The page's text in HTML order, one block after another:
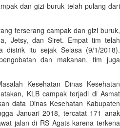
dan gizi buruk telah pulang dari
terserang campak dan gizi buruk,
Jetsy, dan Siret. Empat tim telah
distrik itu sejak Selasa (9/1/2018).
dan makanan, tim juga
Kesehatan Dinas Kesehatan
KLB campak terjadi di Asmat
data Dinas Kesehatan Kabupaten
Januari 2018, tercatat 171 anak
jalan di RS Agats karena terkena